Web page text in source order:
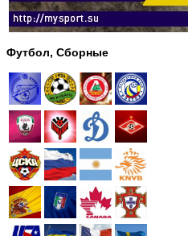
Футбол, Сборные